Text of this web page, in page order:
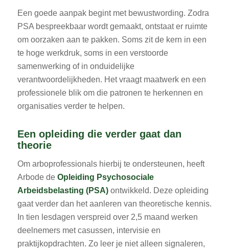
Een goede aanpak begint met bewustwording. Zodra
PSA bespreekbaar wordt gemaakt, ontstaat er ruimte
om oorzaken aan te pakken. Soms zit de kern in een
te hoge werkdruk, soms in een verstoorde
samenwerking of in onduidelijke
verantwoordelijkheden. Het vraagt maatwerk en een
professionele blik om die patronen te herkennen en
organisaties verder te helpen.
Een opleiding die verder gaat dan
theorie
Om arboprofessionals hierbij te ondersteunen, heeft
Arbode de Opleiding Psychosociale
Arbeidsbelasting (PSA)ontwikkeld. Deze opleiding
gaat verder dan het aanleren van theoretische kennis.
In tien lesdagen verspreid over 2,5 maand werken
deelnemers met casussen, intervisie en
praktijkopdrachten. Zo leer je niet alleen signaleren,